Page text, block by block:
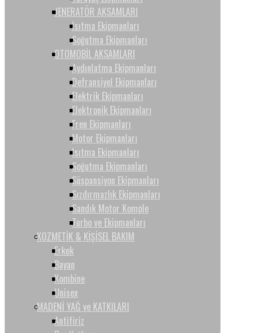
JENERATÖR AKSAMLARI
Isıtma Ekipmanları
Soğutma Ekipmanları
OTOMOBİL AKSAMLARI
Aydınlatma Ekipmanları
Defransiyel Ekipmanları
Elektrik Ekipmanları
Elektronik Ekipmanları
Fren Ekipmanları
Motor Ekipmanları
Isıtma Ekipmanları
Soğutma Ekipmanları
Süspansiyon Ekipmanları
Sızdırmazlık Ekipmanları
Sandık Motor Komple
Turbo ve Ekipmanları
KOZMETİK & KİŞİSEL BAKIM
Erkek
Bayan
Kombine
Unisex
MADENİ YAĞ ve KATKILARI
Antifiriz